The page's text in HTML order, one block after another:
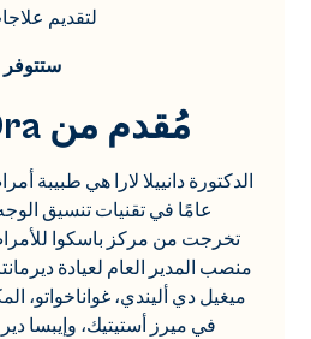
لتقديم
ستتوفر
مُقدم من Dra. دانييلا لارا
عامًا في تقنيات تنسيق
تخرجت من مركز باسكوا
منصب المدير العام لعيادة
ميغيل دي أليندي، غواناخواتو،
في ميرز أستيتيك، وإيبسا